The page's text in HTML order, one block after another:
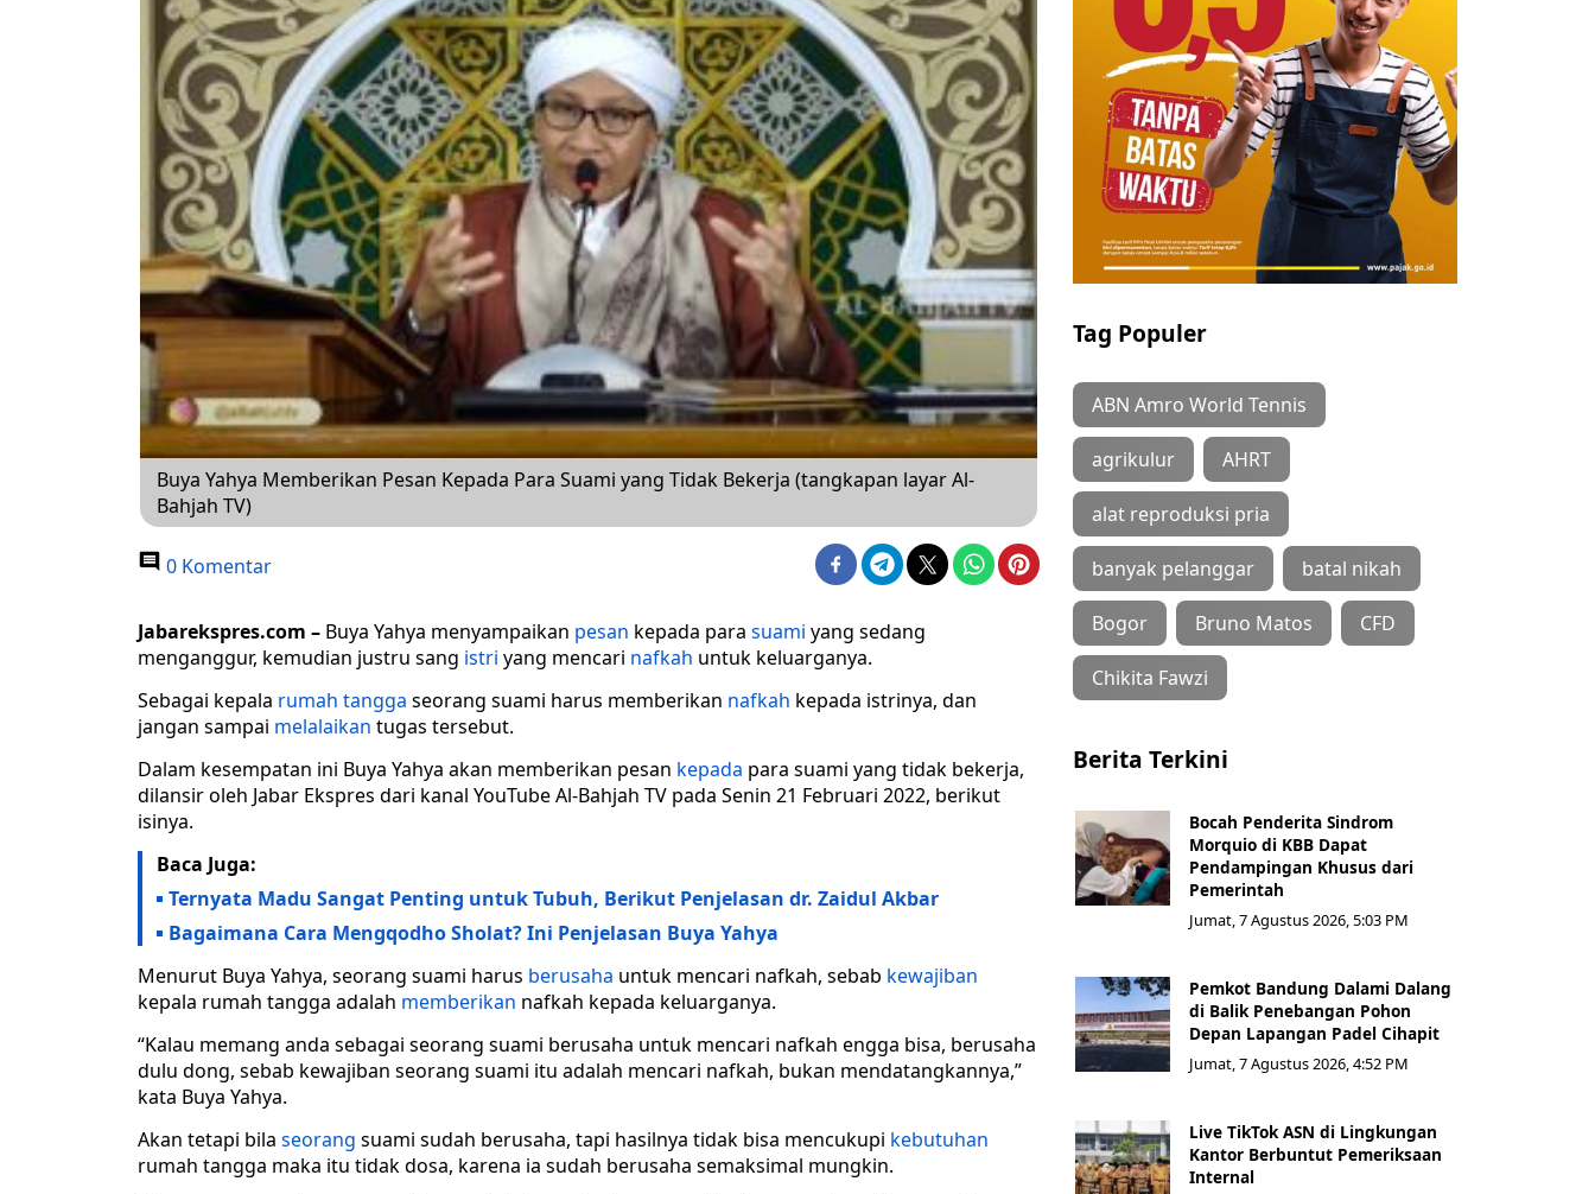
Buya Yahya Memberikan Pesan Kepada Para Suami yang Tidak Bekerja (tangkapan layar Al-
Bahjah TV)
0 Komentar
Jabarekspres.com – Buya Yahya menyampaikan pesan kepada para suami yang sedang
menganggur, kemudian justru sang istri yang mencari nafkah untuk keluarganya.
Sebagai kepala rumah tangga seorang suami harus memberikan nafkah kepada istrinya, dan
jangan sampai melalaikan tugas tersebut.
Dalam kesempatan ini Buya Yahya akan memberikan pesan kepada para suami yang tidak bekerja,
dilansir oleh Jabar Ekspres dari kanal YouTube Al-Bahjah TV pada Senin 21 Februari 2022, berikut
isinya.
Baca Juga:
Ternyata Madu Sangat Penting untuk Tubuh, Berikut Penjelasan dr. Zaidul Akbar
Bagaimana Cara Mengqodho Sholat? Ini Penjelasan Buya Yahya
Menurut Buya Yahya, seorang suami harus berusaha untuk mencari nafkah, sebab kewajiban
kepala rumah tangga adalah memberikan nafkah kepada keluarganya.
“Kalau memang anda sebagai seorang suami berusaha untuk mencari nafkah engga bisa, berusaha
dulu dong, sebab kewajiban seorang suami itu adalah mencari nafkah, bukan mendatangkannya,”
kata Buya Yahya.
Akan tetapi bila seorang suami sudah berusaha, tapi hasilnya tidak bisa mencukupi kebutuhan
rumah tangga maka itu tidak dosa, karena ia sudah berusaha semaksimal mungkin.
Tag Populer
ABN Amro World Tennis
agrikulur AHRT
alat reproduksi pria
banyak pelanggar batal nikah
Bogor Bruno Matos CFD
Chikita Fawzi
Berita Terkini
Bocah Penderita Sindrom
Morquio di KBB Dapat
Pendampingan Khusus dari
Pemerintah
Jumat, 7 Agustus 2026, 5:03 PM
Pemkot Bandung Dalami Dalang
di Balik Penebangan Pohon
Depan Lapangan Padel Cihapit
Jumat, 7 Agustus 2026, 4:52 PM
Live TikTok ASN di Lingkungan
Kantor Berbuntut Pemeriksaan
Internal